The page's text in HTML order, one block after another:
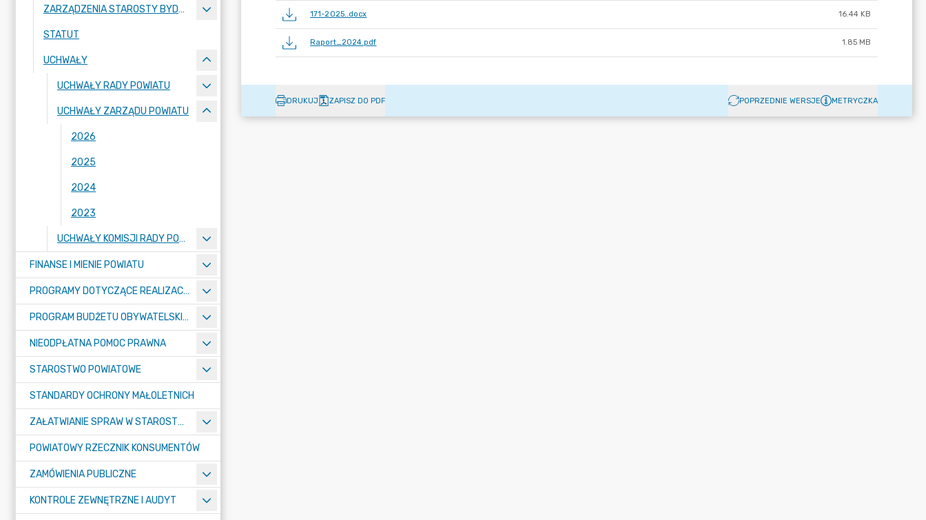
ZARZĄDZENIA STAROSTY BYDGOSKIEGO
STATUT
UCHWAŁY
UCHWAŁY RADY POWIATU
UCHWAŁY ZARZĄDU POWIATU
2026
2025
2024
2023
UCHWAŁY KOMISJI RADY POWIATU
FINANSE I MIENIE POWIATU
PROGRAMY DOTYCZĄCE REALIZACJI ZADAŃ PUBLICZNYCH
PROGRAM BUDŻETU OBYWATELSKIEGO POWIATU BYDGOSKIEGO
NIEODPŁATNA POMOC PRAWNA
STAROSTWO POWIATOWE
STANDARDY OCHRONY MAŁOLETNICH
ZAŁATWIANIE SPRAW W STAROSTWIE
POWIATOWY RZECZNIK KONSUMENTÓW
ZAMÓWIENIA PUBLICZNE
KONTROLE ZEWNĘTRZNE I AUDYT
171-2025..docx 16.44 KB
Raport_2024.pdf 1.85 MB
DRUKUJ ZAPISZ DO PDF POPRZEDNIE WERSJE METRYCZKA